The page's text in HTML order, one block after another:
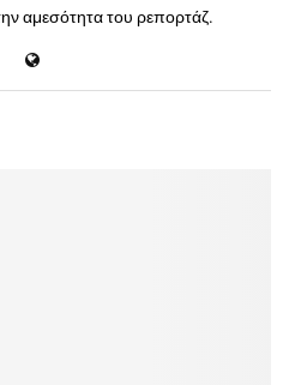
αμεσότητα του ρεπορτάζ.